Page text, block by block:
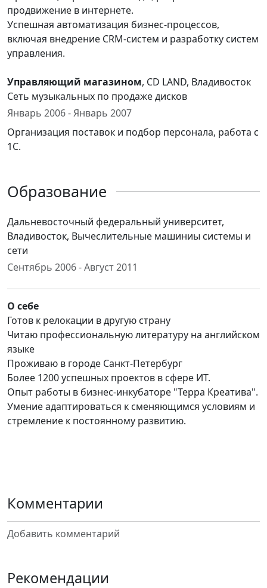
продвижение в интернете.
Успешная автоматизация бизнес-процессов,
включая внедрение CRM-систем и разработку систем
управления.
Управляющий магазином, CD LAND, Владивосток
Сеть музыкальных по продаже дисков
Январь 2006 - Январь 2007
Организация поставок и подбор персонала, работа с
1С.
Образование
Дальневосточный федеральный университет,
Владивосток, Вычеслительные машиниы системы и
сети
Сентябрь 2006 - Август 2011
О себе
Готов к релокации в другую страну
Читаю профессиональную литературу на английском
языке
Проживаю в городе Санкт-Петербург
Более 1200 успешных проектов в сфере ИТ.
Опыт работы в бизнес-инкубаторе "Терра Креатива".
Умение адаптироваться к сменяющимся условиям и
стремление к постоянному развитию.
Комментарии
Добавить комментарий
Рекомендации